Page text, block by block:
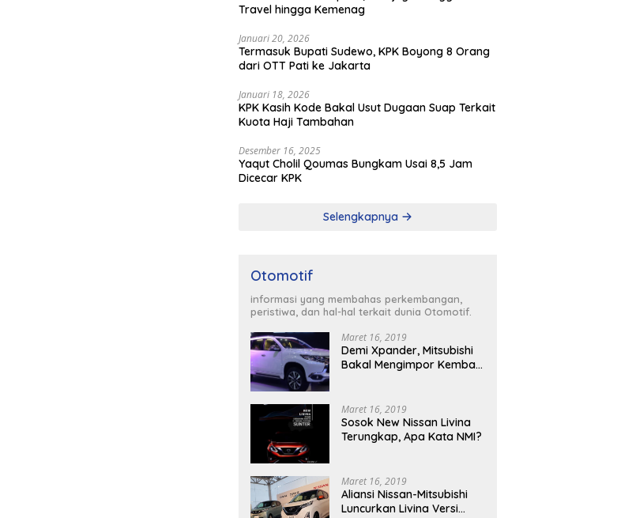
Travel hingga Kemenag
Januari 20, 2026
Termasuk Bupati Sudewo, KPK Boyong 8 Orang
dari OTT Pati ke Jakarta
Januari 18, 2026
KPK Kasih Kode Bakal Usut Dugaan Suap Terkait
Kuota Haji Tambahan
Desember 16, 2025
Yaqut Cholil Qoumas Bungkam Usai 8,5 Jam
Dicecar KPK
Selengkapnya
Otomotif
informasi yang membahas perkembangan,
peristiwa, dan hal-hal terkait dunia Otomotif.
Maret 16, 2019
Demi Xpander, Mitsubishi
Bakal Mengimpor Kembali
Maret 16, 2019
Sosok New Nissan Livina
Terungkap, Apa Kata NMI?
Maret 16, 2019
Aliansi Nissan-Mitsubishi
Luncurkan Livina Versi